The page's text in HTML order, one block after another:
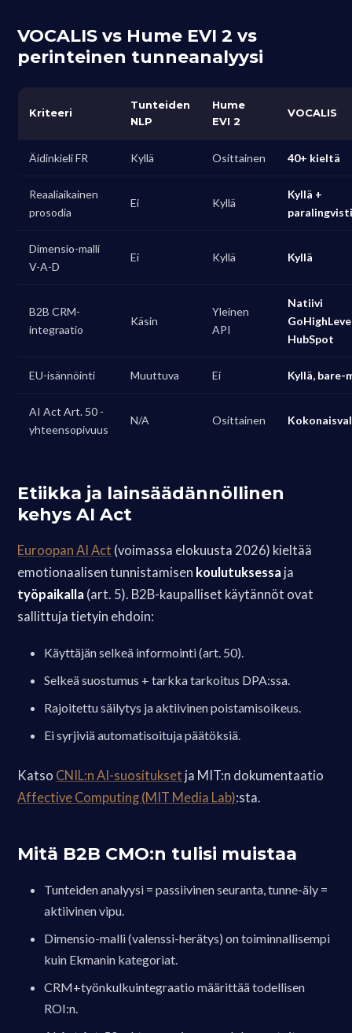
VOCALIS vs Hume EVI 2 vs
perinteinen tunneanalyysi
Kriteeri
Tunteiden
NLP
Hume
EVI 2
VOCALIS
Äidinkieli FR Kyllä Osittainen 40+ kieltä
Reaaliaikainen
prosodia
Ei Kyllä
Kyllä +
Dimensio-malli
V-A-D
Ei Kyllä Kyllä
B2B CRM-
integraatio
Käsin
Yleinen
API
Natiivi
HubSpot
EU-isännöinti Muuttuva Ei Kyllä, bare-
AI Act Art. 50 -
yhteensopivuus
N/A Osittainen
Etiikka ja lainsäädännöllinen
kehys AI Act
Euroopan AI Act (voimassa elokuusta 2026) kieltää
emotionaalisen tunnistamisen koulutuksessa ja
työpaikalla (art. 5). B2B-kaupalliset käytännöt ovat
sallittuja tietyin ehdoin:
Käyttäjän selkeä informointi (art. 50).
Selkeä suostumus + tarkka tarkoitus DPA:ssa.
Rajoitettu säilytys ja aktiivinen poistamisoikeus.
Ei syrjiviä automatisoituja päätöksiä.
Katso CNIL:n AI-suositukset ja MIT:n dokumentaatio
Affective Computing (MIT Media Lab):sta.
Mitä B2B CMO:n tulisi muistaa
Tunteiden analyysi = passiivinen seuranta, tunne-äly =
aktiivinen vipu.
Dimensio-malli (valenssi-herätys) on toiminnallisempi
kuin Ekmanin kategoriat.
CRM+työnkulkuintegraatio määrittää todellisen
ROI:n.